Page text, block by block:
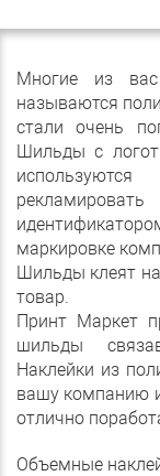
Многие из
называются
стали очень
Шильды с
маркировке
Шильды клеят
товар.
Принт Маркет
шильды
Наклейки из
вашу компанию
отлично
Объемные